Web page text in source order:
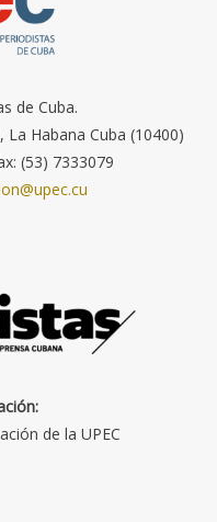
de Cuba.
Habana Cuba (10400)
(53) 7333079
de la UPEC